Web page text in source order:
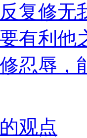
复修无
有利他
忍辱，
观点